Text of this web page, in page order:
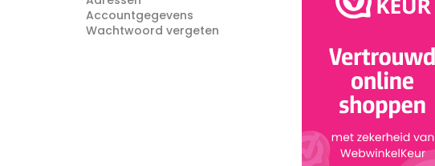
Accountgegevens
Wachtwoord vergeten